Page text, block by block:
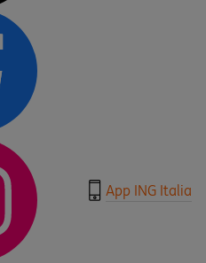
App ING Italia